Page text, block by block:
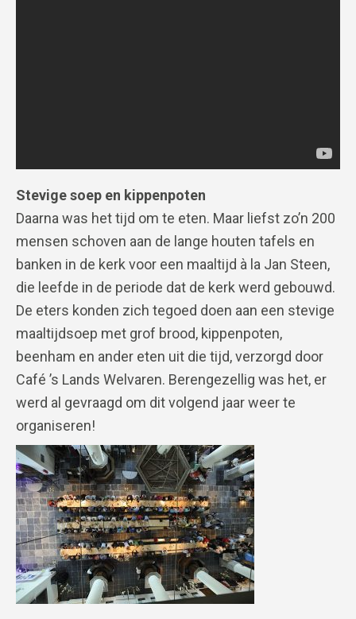
Stevige soep en kippenpoten
Daarna was het tijd om te eten. Maar liefst zo’n 200
mensen schoven aan de lange houten tafels en
banken in de kerk voor een maaltijd à la Jan Steen,
die leefde in de periode dat de kerk werd gebouwd.
De eters konden zich tegoed doen aan een stevige
maaltijdsoep met grof brood, kippenpoten,
beenham en ander eten uit die tijd, verzorgd door
Café ’s Lands Welvaren. Berengezellig was het, er
werd al gevraagd om dit volgend jaar weer te
organiseren!